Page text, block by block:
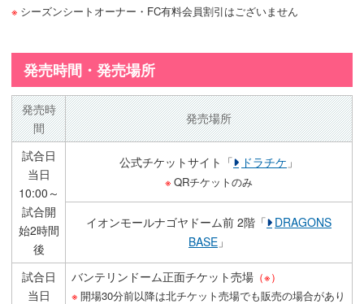
シーズンシートオーナー・FC有料会員割引はございません
発売時間・発売場所
発売時
間
発売場所
試合日
当日
10:00～
試合開
始2時間
後
公式チケットサイト「 ドラチケ 」
QRチケットのみ
イオンモールナゴヤドーム前 2階「 DRAGONS
BASE 」
試合日
当日
バンテリンドーム正面チケット売場 （※）
開場30分前以降は北チケット売場でも販売の場合があり